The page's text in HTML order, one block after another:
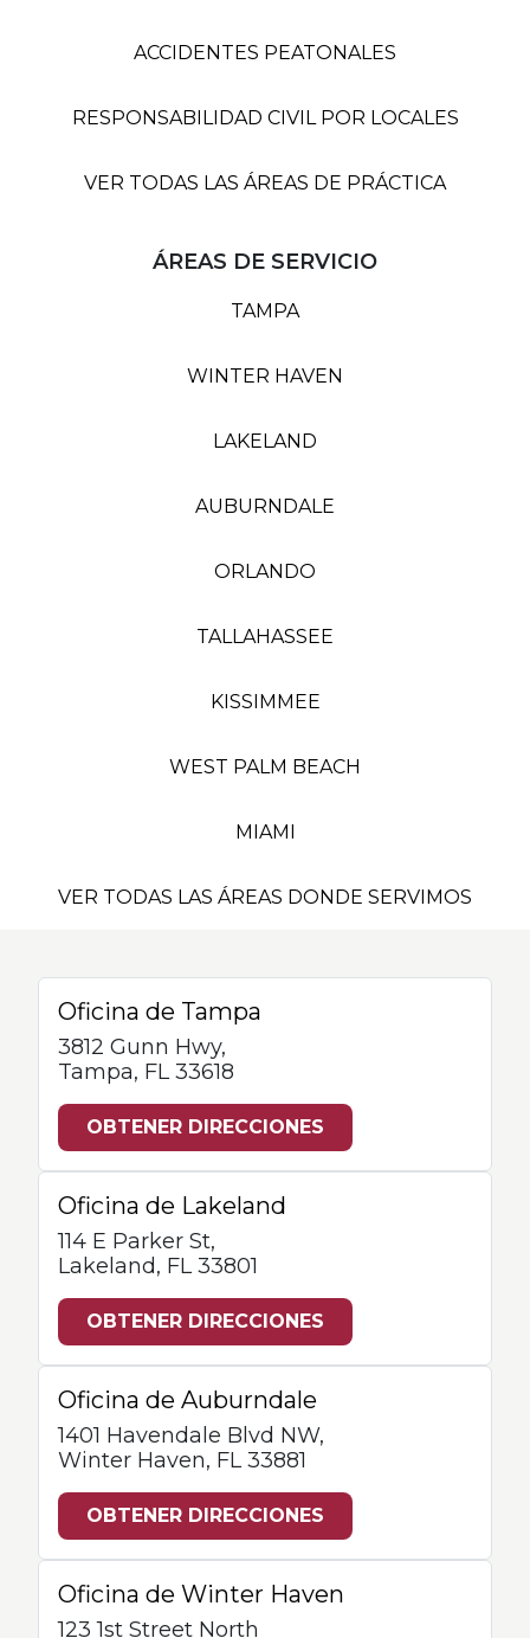
ACCIDENTES PEATONALES
RESPONSABILIDAD CIVIL POR LOCALES
VER TODAS LAS ÁREAS DE PRÁCTICA
ÁREAS DE SERVICIO
TAMPA
WINTER HAVEN
LAKELAND
AUBURNDALE
ORLANDO
TALLAHASSEE
KISSIMMEE
WEST PALM BEACH
MIAMI
VER TODAS LAS ÁREAS DONDE SERVIMOS
Oficina de Tampa
3812 Gunn Hwy,
Tampa, FL 33618
OBTENER DIRECCIONES
Oficina de Lakeland
114 E Parker St,
Lakeland, FL 33801
OBTENER DIRECCIONES
Oficina de Auburndale
1401 Havendale Blvd NW,
Winter Haven, FL 33881
OBTENER DIRECCIONES
Oficina de Winter Haven
123 1st Street North